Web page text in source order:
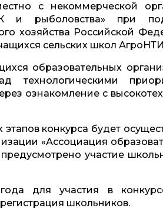
с некоммерческой
и рыболовства» при
хозяйства Российской
сельских школ
образовательных
технологическими
ознакомление с
конкурса будет
«Ассоциация
участие
для участия в
школьников.